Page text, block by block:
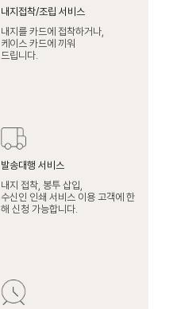
내지접착/조립 서비스
내지를 카드에 접착하거나,
케이스 카드에 끼워
드립니다.
발송대행 서비스
내지 접착, 봉투 삽입,
수신인 인쇄 서비스 이용 고객에 한
해 신청 가능합니다.